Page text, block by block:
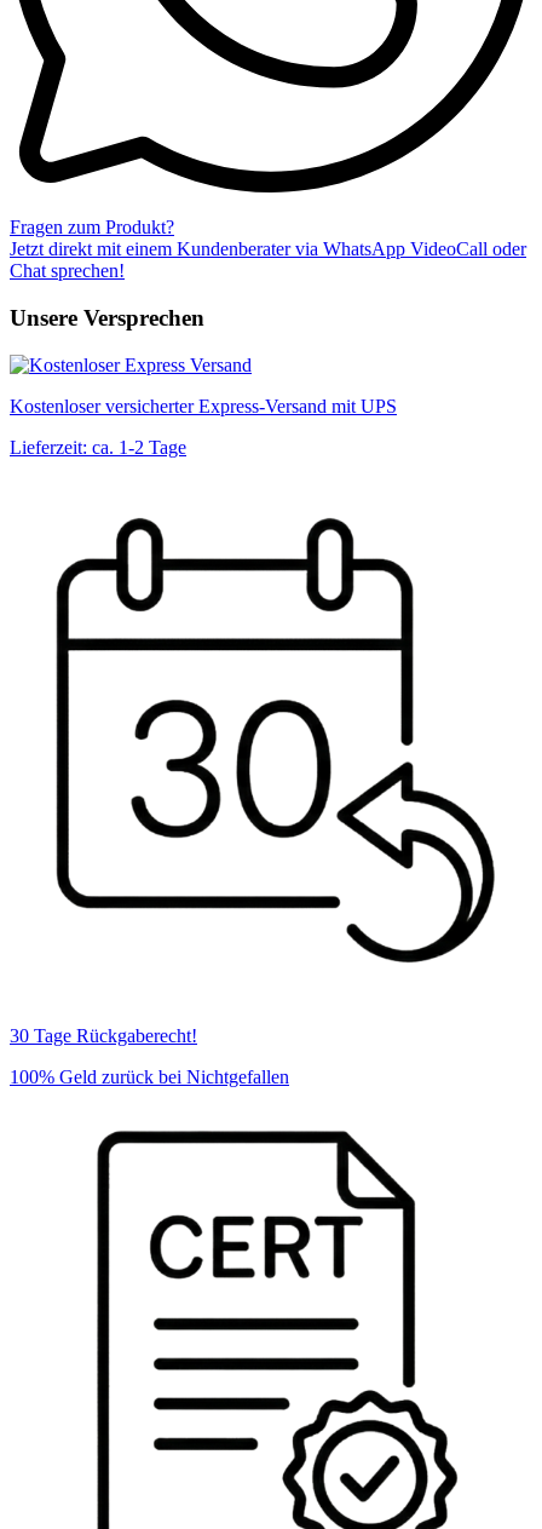
Fragen zum Produkt?
Jetzt direkt mit einem Kundenberater via WhatsApp VideoCall oder
Chat sprechen!
Unsere Versprechen
Kostenloser versicherter Express-Versand mit UPS
Lieferzeit: ca. 1-2 Tage
30 Tage Rückgaberecht!
100% Geld zurück bei Nichtgefallen